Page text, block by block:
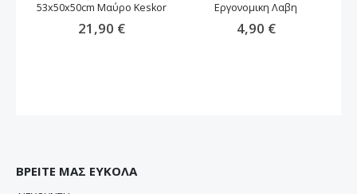
53x50x50cm Μαύρο Keskor
21,90 €
Εργονομικη Λαβη
4,90 €
ΒΡΕΙΤΕ ΜΑΣ ΕΥΚΟΛΑ